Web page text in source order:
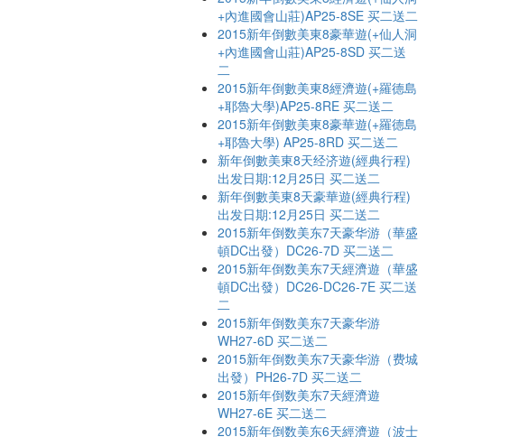
+內進國會山莊)AP25-8SE 买二送二
2015新年倒數美東8豪華遊(+仙人洞
+內進國會山莊)AP25-8SD 买二送
二
2015新年倒數美東8經濟遊(+羅德島
+耶魯大學)AP25-8RE 买二送二
2015新年倒數美東8豪華遊(+羅德島
+耶魯大學) AP25-8RD 买二送二
新年倒數美東8天经济遊(經典行程)
出发日期:12月25日 买二送二
新年倒數美東8天豪華遊(經典行程)
出发日期:12月25日 买二送二
2015新年倒数美东7天豪华游（華盛
頓DC出發）DC26-7D 买二送二
2015新年倒数美东7天經濟遊（華盛
頓DC出發）DC26-DC26-7E 买二送
二
2015新年倒数美东7天豪华游
WH27-6D 买二送二
2015新年倒数美东7天豪华游（费城
出發）PH26-7D 买二送二
2015新年倒数美东7天經濟遊
WH27-6E 买二送二
2015新年倒数美东6天經濟遊（波士